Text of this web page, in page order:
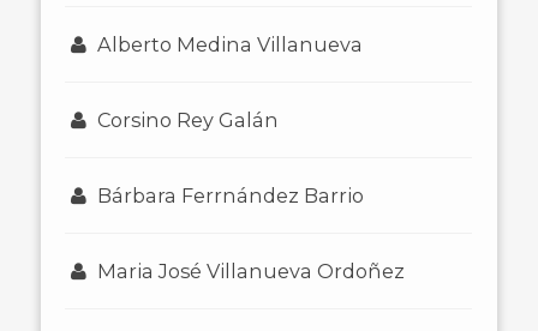
Alberto Medina Villanueva
Corsino Rey Galán
Bárbara Ferrnández Barrio
Maria José Villanueva Ordoñez